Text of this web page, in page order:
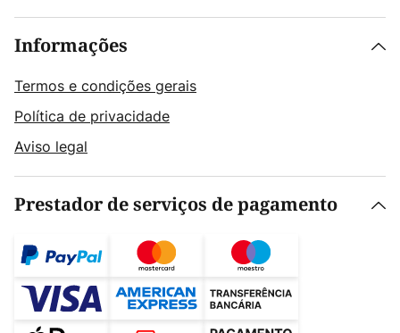
Informações
Termos e condições gerais
Política de privacidade
Aviso legal
Prestador de serviços de pagamento